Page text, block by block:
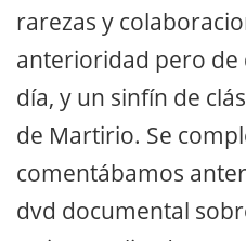
rarezas y
anterioridad pero de
día, y un sinfín de
de Martirio. Se
comentábamos
dvd documental